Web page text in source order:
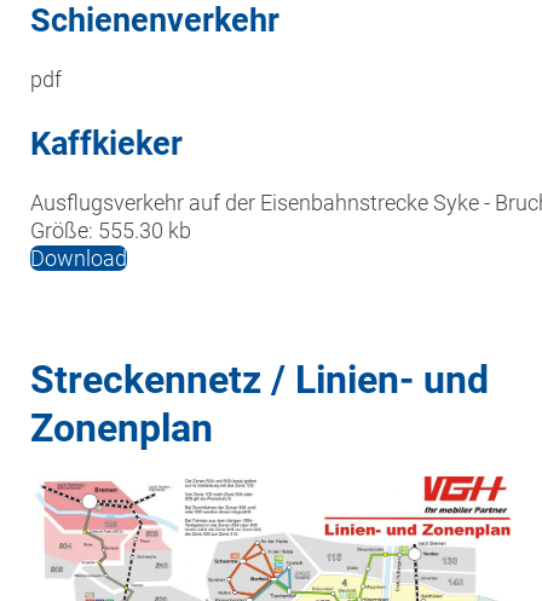
Schienenverkehr
pdf
Kaffkieker
Ausflugsverkehr auf der Eisenbahnstrecke Syke -
Größe: 555.30 kb
Download
Streckennetz / Linien- und
Zonenplan